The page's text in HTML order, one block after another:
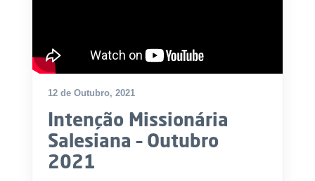
12 de Outubro, 2021
Intenção Missionária
Salesiana – Outubro
2021